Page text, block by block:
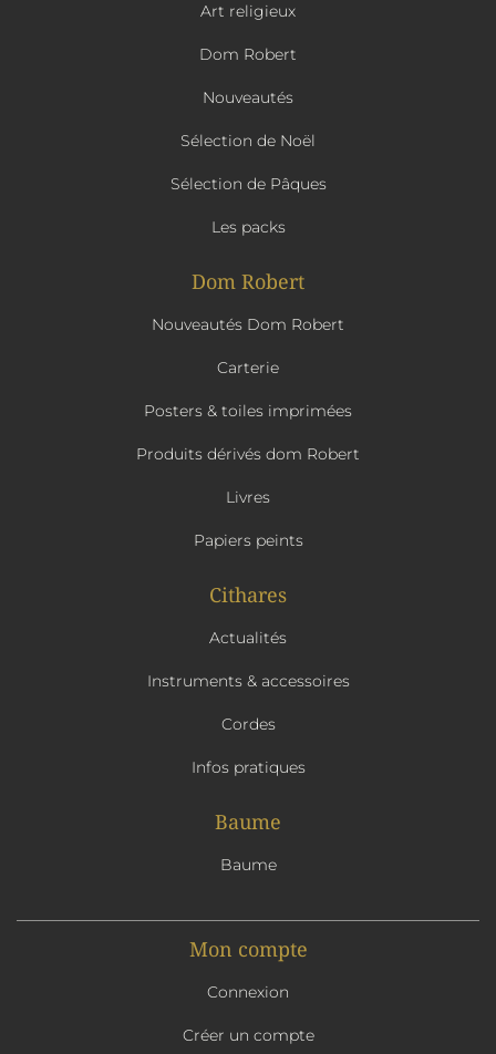
Art religieux
Dom Robert
Nouveautés
Sélection de Noël
Sélection de Pâques
Les packs
Dom Robert
Nouveautés Dom Robert
Carterie
Posters & toiles imprimées
Produits dérivés dom Robert
Livres
Papiers peints
Cithares
Actualités
Instruments & accessoires
Cordes
Infos pratiques
Baume
Baume
Mon compte
Connexion
Créer un compte